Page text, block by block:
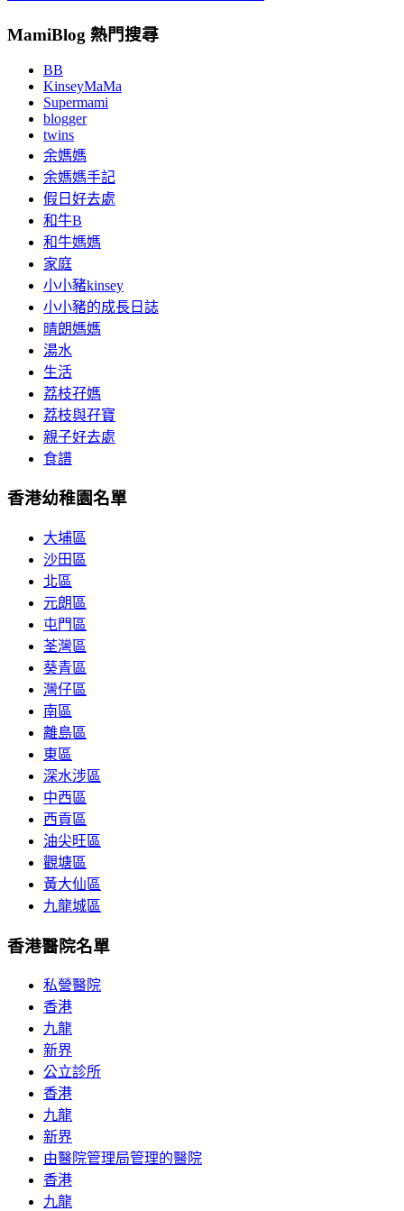
MamiBlog 熱門搜尋
BB
KinseyMaMa
Supermami
blogger
twins
余媽媽
余媽媽手記
假日好去處
和牛B
和牛媽媽
家庭
小小豬kinsey
小小豬的成長日誌
晴朗媽媽
湯水
生活
荔枝孖媽
荔枝與孖寶
親子好去處
食譜
香港幼稚園名單
大埔區
沙田區
北區
元朗區
屯門區
荃灣區
葵青區
灣仔區
南區
離島區
東區
深水涉區
中西區
西貢區
油尖旺區
觀塘區
黃大仙區
九龍城區
香港醫院名單
私營醫院
香港
九龍
新界
公立診所
香港
九龍
新界
由醫院管理局管理的醫院
香港
九龍